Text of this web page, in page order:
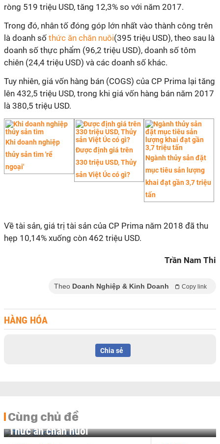
ròng 519 triệu USD, tăng 12,3% so với năm 2017.
Trong đó, nhân tố đóng góp lớn nhất vào thành công trên
là doanh số thức ăn chăn nuôi(395 triệu USD), theo sau là
doanh số thực phẩm (96,2 triệu USD), doanh số tôm
chiên (24,4 triệu USD) và các doanh số khác.
Tuy nhiên, giá vốn hàng bán (COGS) của CP Prima lại tăng
lên 432,5 triệu USD, trong khi giá vốn hàng bán năm 2017
là 380,5 triệu USD.
Khi doanh nghiệp
thủy sản tìm 'rể
ngoại'
Được định giá trên
330 triệu USD, Thủy
sản Việt Úc có gì?
Ngành thủy sản đặt
mục tiêu sản lượng
khai đạt gần 3,7 triệu
tấn
Về tài sản, giá trị tài sản của CP Prima năm 2018 đã thu
hẹp 10,14% xuống còn 462 triệu USD.
Trần Nam Thi
Theo Doanh Nghiệp & Kinh Doanh Copy link
HÀNG HÓA
Chia sẻ
Cùng chủ đề
Thức ăn chăn nuôi